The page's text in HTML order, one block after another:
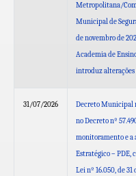
Metropolitana/
Municipal de
de novembro de
Academia de
introduz alterações
31/07/2026
Decreto Municipal
no Decreto nº
monitoramento e a
Estratégico – PDE,
Lei nº 16.050, de 31